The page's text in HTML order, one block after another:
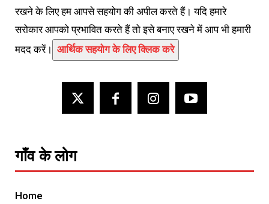
रखने के लिए हम आपसे सहयोग की अपील करते हैं। यदि हमारे
सरोकार आपको प्रभावित करते हैं तो इसे बनाए रखने में आप भी हमारी
मदद करें। आर्थिक सहयोग के लिए क्लिक करे
गाँव के लोग
Home